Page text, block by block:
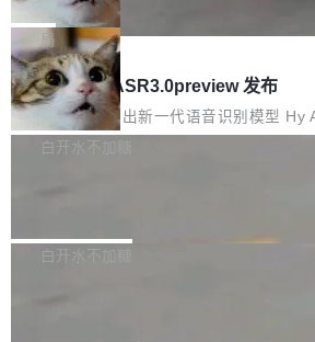
在语法层面完成文本定位，难以触及代码的
内涵与结构关联，导致开发者使用代码智能
理解大规模代码仓时面临显著"代码仓理解"瓶
颈。 代码仓深度理解服务（以下简称"
e深度理解服务"）是华为云码道（CodeA...
短剧部门，有互联网大厂背景。在公司内部
调整期间，部门三次通知全员将数据从A集
移到B集群，王某都回复了"收到"。 他没有
数据。2024年9月3日下午4点，他使用此前
的账号密码进入A集群，输入了一条被程序
称为"删库跑路"的命令——最高管理员权限
自研的多个文生3D和...
che 量化 + 权重压缩，吞吐量提升 4
1%，成本降 30%
Kimi 和 GLM 是当前最强的大模型系列之一
它们有一个共同的问题：太吃显存了。月
的 Kimi K 系列和智谱的 GLM 都是长上下文
oE 架构的大模型，好用到让人上瘾，但
存永远不够用。 Cloudflare 的 Workers AI
一直在跑这些模型的推理。他们在官方博客
整性保护。效果是：吞吐量提升 41%，每
局
腾讯混元 Hy ASR3.0preview 发布
腾讯混元正式推出新一代语音识别模型 Hy
3.0preview。基于最新一代大语言模型 Hy3
让语音识别不再只是听清，而是真正听懂。
白开水不加糖
新和少量网页兼容性修复版本。 Changes/
白开水不加糖